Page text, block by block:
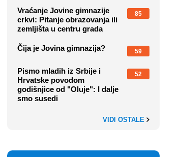
Vraćanje Jovine gimnazije
crkvi: Pitanje obrazovanja ili
zemljišta u centru grada
85
Čija je Jovina gimnazija? 59
Pismo mladih iz Srbije i
Hrvatske povodom
godišnjice od "Oluje": I dalje
smo susedi
52
VIDI OSTALE